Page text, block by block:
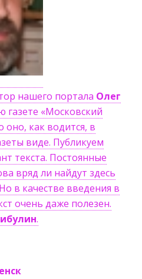
нашего портала Олег
газете «Московский
как водится, в
виде. Публикуем
текста. Постоянные
вряд ли найдут здесь
в качестве введения в
очень даже полезен.
.